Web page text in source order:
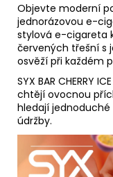
Objevte moderní
jednorázovou e-
stylová e-cigareta
červených třešní s
osvěží při každém
SYX BAR CHERRY
chtějí ovocnou
hledají
údržby.